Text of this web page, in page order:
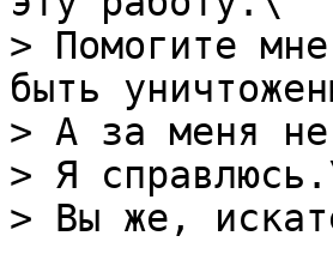
> Помогите
быть
> А за меня
> Я
> Вы же,